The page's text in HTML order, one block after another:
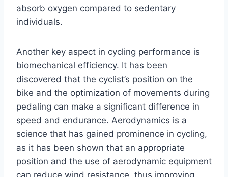
absorb oxygen compared to sedentary
individuals.
Another key aspect in cycling performance is
biomechanical efficiency. It has been
discovered that the cyclist’s position on the
bike and the optimization of movements during
pedaling can make a significant difference in
speed and endurance. Aerodynamics is a
science that has gained prominence in cycling,
as it has been shown that an appropriate
position and the use of aerodynamic equipment
can reduce wind resistance, thus improving